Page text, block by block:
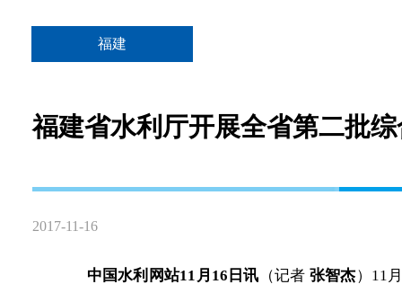
福建
福建省水利厅开展全省第二批
2017-11-16
中国水利网站11月16日讯 （记者 张智杰）11